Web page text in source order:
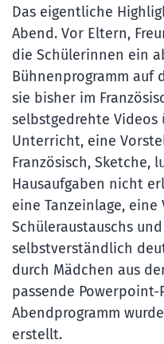
Das eigentliche
Abend. Vor Eltern,
die Schülerinnen ein
Bühnenprogramm auf
sie bisher im
selbstgedrehte Videos
Unterricht, eine
Französisch, Sketche,
Hausaufgaben nicht
eine Tanzeinlage,
Schüleraustauschs
selbstverständlich
durch Mädchen aus
passende
Abendprogramm
erstellt.